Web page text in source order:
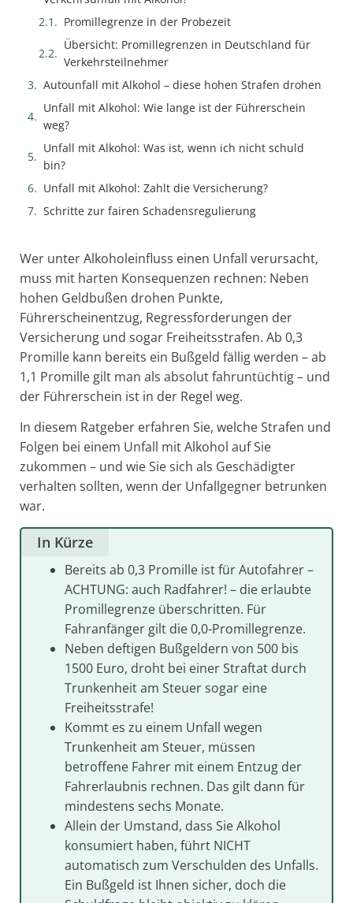
Promillegrenze in der Probezeit
Übersicht: Promillegrenzen in Deutschland für
Verkehrsteilnehmer
Autounfall mit Alkohol – diese hohen Strafen drohen
Unfall mit Alkohol: Wie lange ist der Führerschein
weg?
Unfall mit Alkohol: Was ist, wenn ich nicht schuld
bin?
Unfall mit Alkohol: Zahlt die Versicherung?
Schritte zur fairen Schadensregulierung
Wer unter Alkoholeinfluss einen Unfall verursacht,
muss mit harten Konsequenzen rechnen: Neben
hohen Geldbußen drohen Punkte,
Führerscheinentzug, Regressforderungen der
Versicherung und sogar Freiheitsstrafen. Ab 0,3
Promille kann bereits ein Bußgeld fällig werden – ab
1,1 Promille gilt man als absolut fahruntüchtig – und
der Führerschein ist in der Regel weg.
In diesem Ratgeber erfahren Sie, welche Strafen und
Folgen bei einem Unfall mit Alkohol auf Sie
zukommen – und wie Sie sich als Geschädigter
verhalten sollten, wenn der Unfallgegner betrunken
war.
In Kürze
Bereits ab 0,3 Promille ist für Autofahrer –
ACHTUNG: auch Radfahrer! – die erlaubte
Promillegrenze überschritten. Für
Fahranfänger gilt die 0,0-Promillegrenze.
Neben deftigen Bußgeldern von 500 bis
1500 Euro, droht bei einer Straftat durch
Trunkenheit am Steuer sogar eine
Freiheitsstrafe!
Kommt es zu einem Unfall wegen
Trunkenheit am Steuer, müssen
betroffene Fahrer mit einem Entzug der
Fahrerlaubnis rechnen. Das gilt dann für
mindestens sechs Monate.
Allein der Umstand, dass Sie Alkohol
konsumiert haben, führt NICHT
automatisch zum Verschulden des Unfalls.
Ein Bußgeld ist Ihnen sicher, doch die